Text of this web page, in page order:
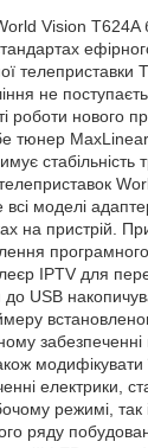
Vision
не
роботи
тюнер
моделі
на пристрій.
IPTV для
забезпеченні
модифікувати
електрики,
режимі, так
ряду